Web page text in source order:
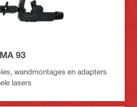
93
wandmontages en adapters
lasers